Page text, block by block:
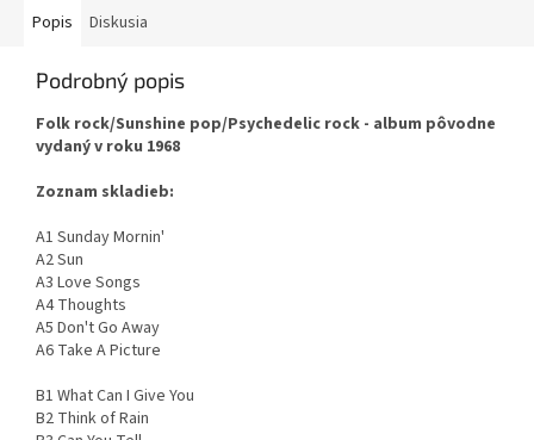
Popis Diskusia
Podrobný popis
Folk rock/Sunshine pop/Psychedelic rock - album pôvodne
vydaný v roku 1968
Zoznam skladieb:
A1 Sunday Mornin'
A2 Sun
A3 Love Songs
A4 Thoughts
A5 Don't Go Away
A6 Take A Picture
B1 What Can I Give You
B2 Think of Rain